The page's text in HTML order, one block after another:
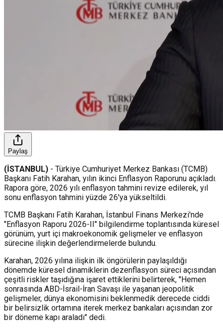
Paylaş
(İSTANBUL) - Türkiye Cumhuriyet Merkez Bankası (TCMB)
Başkanı Fatih Karahan, yılın ikinci Enflasyon Raporunu açıkladı.
Rapora göre, 2026 yılı enflasyon tahmini revize edilerek, yıl
sonu enflasyon tahmini yüzde 26'ya yükseltildi.
TCMB Başkanı Fatih Karahan, İstanbul Finans Merkezi'nde
"Enflasyon Raporu 2026-II" bilgilendirme toplantısında küresel
görünüm, yurt içi makroekonomik gelişmeler ve enflasyon
sürecine ilişkin değerlendirmelerde bulundu.
Karahan, 2026 yılına ilişkin ilk öngörülerin paylaşıldığı
dönemde küresel dinamiklerin dezenflasyon süreci açısından
çeşitli riskler taşıdığına işaret ettiklerini belirterek, "Hemen
sonrasında ABD-İsrail-İran Savaşı ile yaşanan jeopolitik
gelişmeler, dünya ekonomisini beklenmedik derecede ciddi
bir belirsizlik ortamına iterek merkez bankaları açısından zor
bir döneme kapı araladı" dedi.